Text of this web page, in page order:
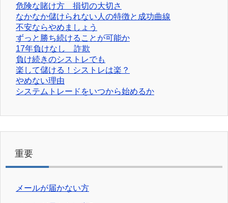
危険な賭け方 損切の大切さ
なかなか儲けられない人の特徴と成功曲線
不安ならやめましょう
ずっと勝ち続けることが可能か
17年負けなし 詐欺
負け続きのシストレでも
楽して儲ける！シストレは楽？
やめない理由
システムトレードをいつから始めるか
重要
メールが届かない方